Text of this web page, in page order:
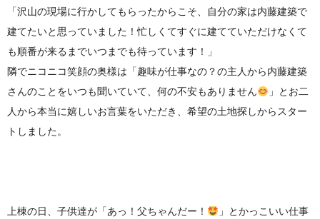
「沢山の現場に行かしてもらったからこそ、自分の家は内藤建築で
建てたいと思っていました！忙しくてすぐに建てていただけなくて
も順番が来るまでいつまでも待っています！」
隣でニコニコ笑顔の奥様は「趣味が仕事なの？の主人から内藤建築
さんのことをいつも聞いていて、何の不安もありません
」とお二
人から本当に嬉しいお言葉をいただき、希望の土地探しからスター
トしました。
上棟の日、子供達が「あっ！父ちゃんだー！
」とかっこいい仕事